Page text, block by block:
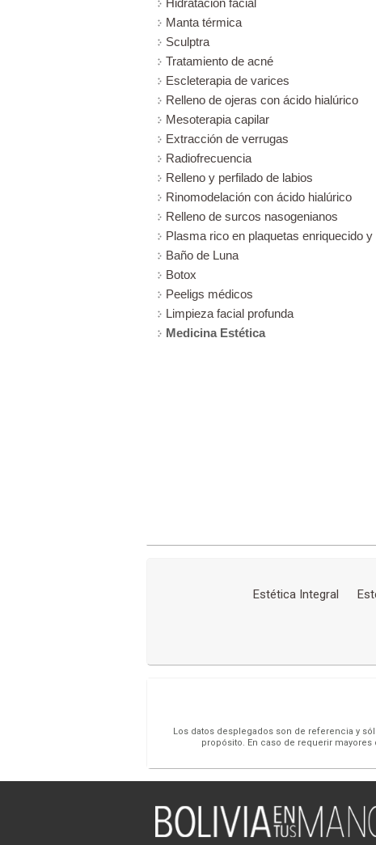
Manta térmica
Sculptra
Tratamiento de acné
Escleterapia de varices
Relleno de ojeras con ácido hialúrico
Mesoterapia capilar
Extracción de verrugas
Radiofrecuencia
Relleno y perfilado de labios
Rinomodelación con ácido hialúrico
Relleno de surcos nasogenianos
Plasma rico en plaquetas enriquecido
Baño de Luna
Botox
Peeligs médicos
Limpieza facial profunda
Medicina Estética
Estética Integral
Los datos desplegados son de referencia y
propósito. En caso de requerir